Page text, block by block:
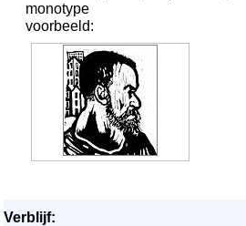
monotype
voorbeeld:
Verblijf: